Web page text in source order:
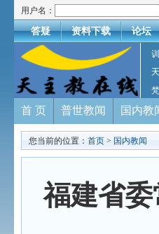
用户名：
答疑 资料下载 论坛
首 页 普世教闻 国内教
您当前的位置： 首页 > 国内教闻
福建省